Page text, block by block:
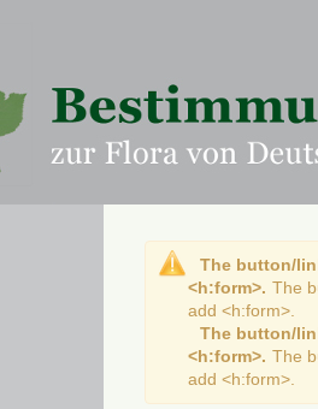
The button/
<h:form>. The
add <h:form>.
The button/
<h:form>. The
add <h:form>.